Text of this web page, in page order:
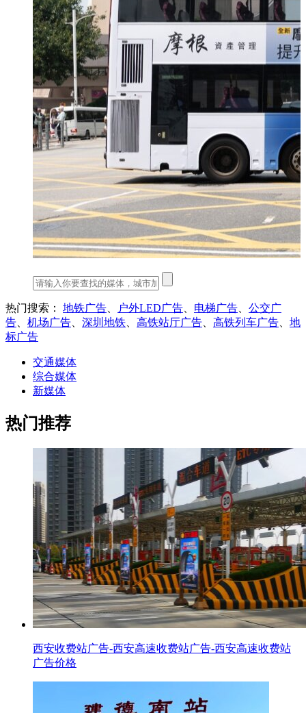
热门搜索： 地铁广告 户外LED广告 电梯广告
公交广
告
机场广告 深圳地铁 高铁站厅广告 高铁列车广告
地
标广告
交通媒体
综合媒体
新媒体
热门推荐
西安收费站广告-西安高速收费站广告-西安高速收费站
广告价格